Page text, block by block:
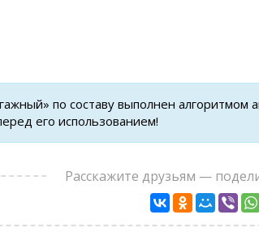
по составу выполнен алгоритмом
его использованием!
Расскажите друзьям —